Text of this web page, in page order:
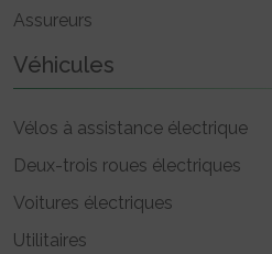
Assureurs
Véhicules
Vélos à assistance électrique
Deux-trois roues électriques
Voitures électriques
Utilitaires